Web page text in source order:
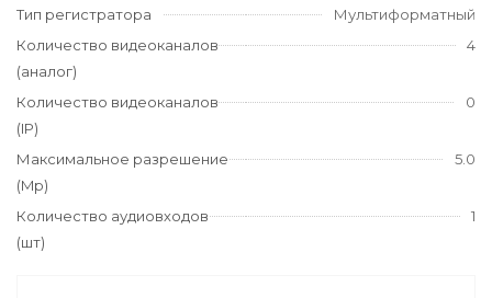
Тип регистратора
Мультиформатный
Количество видеоканалов
(аналог)
4
Количество видеоканалов
(IP)
0
Максимальное разрешение
(Mp)
5.0
Количество аудиовходов
(шт)
1